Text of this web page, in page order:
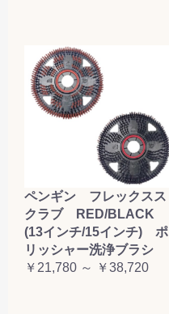
ペンギン フレックスス
クラブ RED/BLACK
(13インチ/15インチ) ポ
リッシャー洗浄ブラシ
￥21,780 ～ ￥38,720